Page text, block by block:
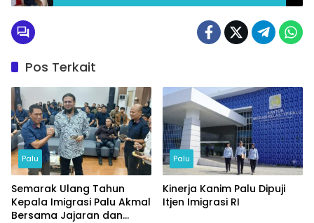
Pos Terkait
Palu
Semarak Ulang Tahun
Kepala Imigrasi Palu Akmal
Bersama Jajaran dan
Palu
Kinerja Kanim Palu Dipuji
Itjen Imigrasi RI